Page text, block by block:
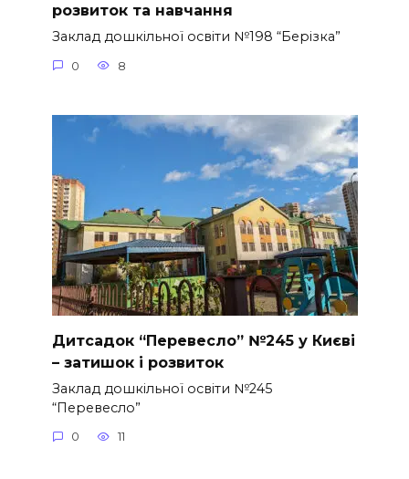
розвиток та навчання
Заклад дошкільної освіти №198 “Берізка”
0 8
Дитсадок “Перевесло” №245 у Києві
– затишок і розвиток
Заклад дошкільної освіти №245
“Перевесло”
0 11